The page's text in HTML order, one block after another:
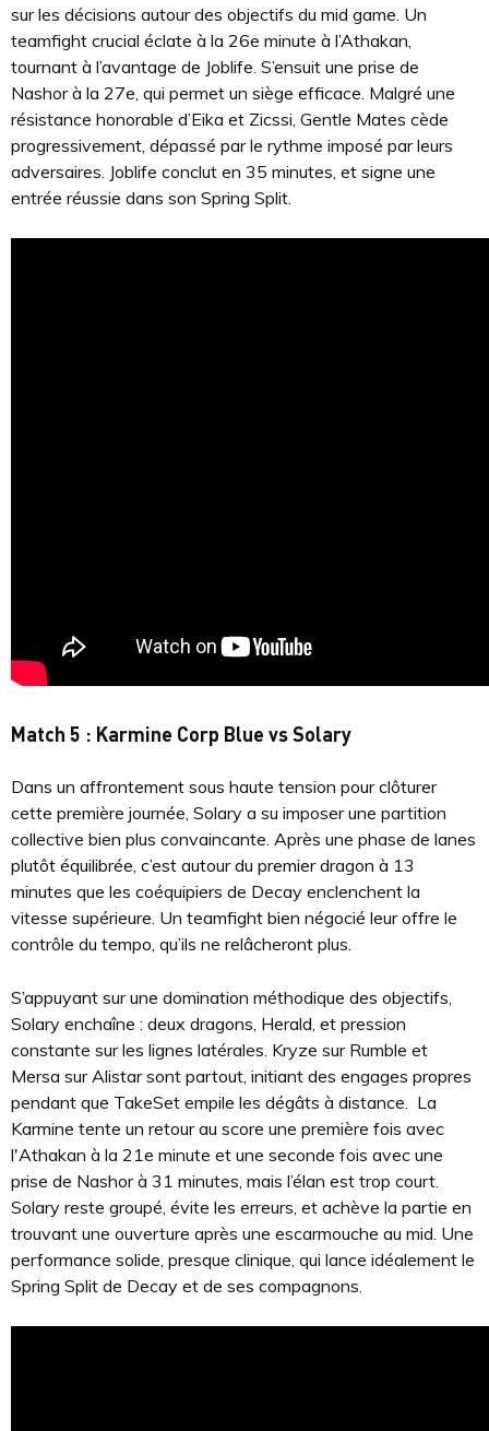
sur les décisions autour des objectifs du mid game. Un
teamfight crucial éclate à la 26e minute à l’Athakan,
tournant à l’avantage de Joblife. S’ensuit une prise de
Nashor à la 27e, qui permet un siège efficace. Malgré une
résistance honorable d’Eika et Zicssi, Gentle Mates cède
progressivement, dépassé par le rythme imposé par leurs
adversaires. Joblife conclut en 35 minutes, et signe une
entrée réussie dans son Spring Split.
Match 5 : Karmine Corp Blue vs Solary
Dans un affrontement sous haute tension pour clôturer
cette première journée, Solary a su imposer une partition
collective bien plus convaincante. Après une phase de lanes
plutôt équilibrée, c’est autour du premier dragon à 13
minutes que les coéquipiers de Decay enclenchent la
vitesse supérieure. Un teamfight bien négocié leur offre le
contrôle du tempo, qu’ils ne relâcheront plus.
S’appuyant sur une domination méthodique des objectifs,
Solary enchaîne : deux dragons, Herald, et pression
constante sur les lignes latérales. Kryze sur Rumble et
Mersa sur Alistar sont partout, initiant des engages propres
pendant que TakeSet empile les dégâts à distance. La
Karmine tente un retour au score une première fois avec
l'Athakan à la 21e minute et une seconde fois avec une
prise de Nashor à 31 minutes, mais l’élan est trop court.
Solary reste groupé, évite les erreurs, et achève la partie en
trouvant une ouverture après une escarmouche au mid. Une
performance solide, presque clinique, qui lance idéalement le
Spring Split de Decay et de ses compagnons.